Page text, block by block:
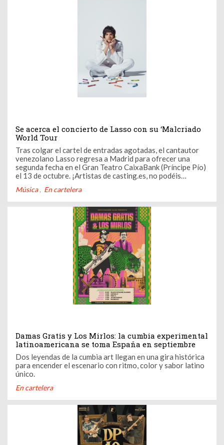
Se acerca el concierto de Lasso con su ‘Malcriado
World Tour
Tras colgar el cartel de entradas agotadas, el cantautor
venezolano Lasso regresa a Madrid para ofrecer una
segunda fecha en el Gran Teatro CaixaBank (Príncipe Pío)
el 13 de octubre. ¡Artistas de casting.es, no podéis
Música En cartelera
Damas Gratis y Los Mirlos: la cumbia experimental
latinoamericana se toma España en septiembre
Dos leyendas de la cumbia art llegan en una gira histórica
para encender el escenario con ritmo, color y sabor latino
único.
En cartelera